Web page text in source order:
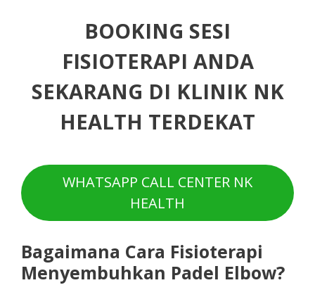
BOOKING SESI
FISIOTERAPI ANDA
SEKARANG DI KLINIK NK
HEALTH TERDEKAT
WHATSAPP CALL CENTER NK
HEALTH
Bagaimana Cara Fisioterapi
Menyembuhkan Padel Elbow?